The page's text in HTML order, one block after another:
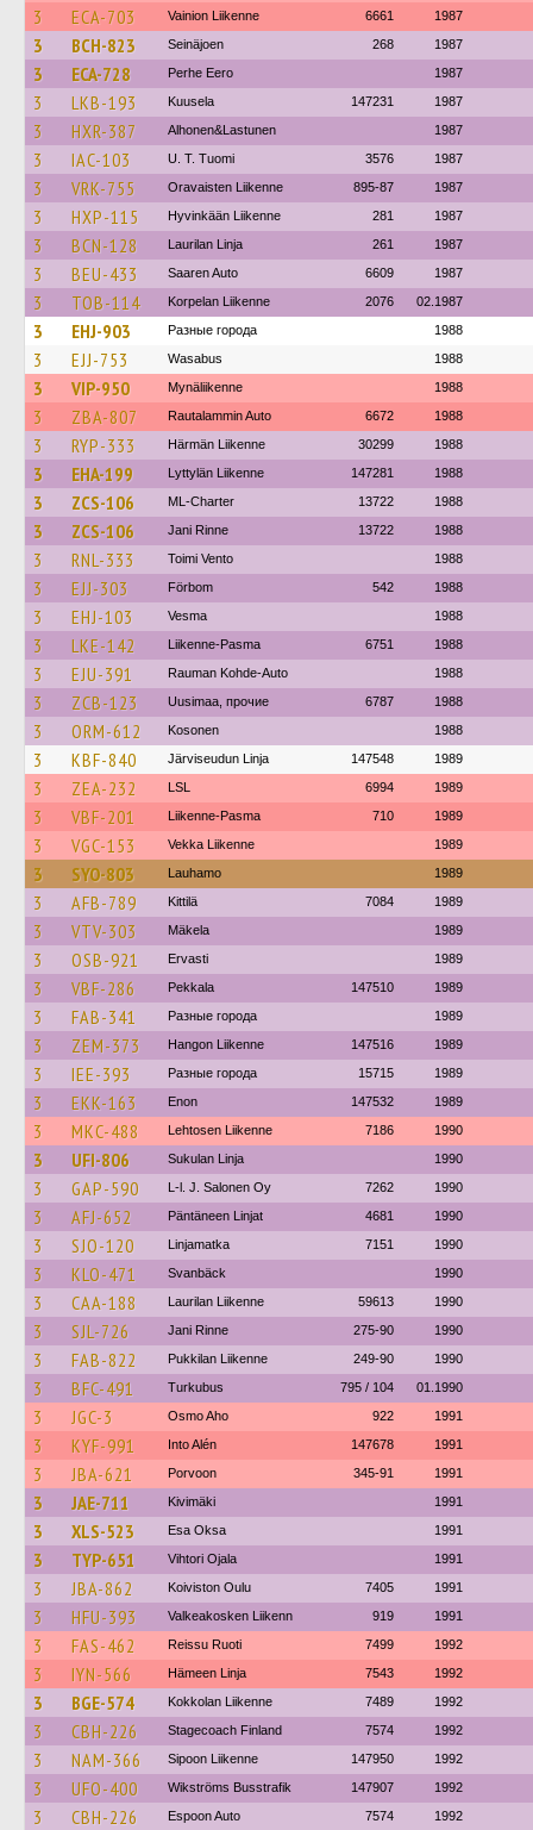
3 ECA-703 Vainion Liikenne 6661 1987
3 BCH-823 Seinäjoen 268 1987
3 ECA-728 Perhe Eero 1987
3 LKB-193 Kuusela 147231 1987
3 HXR-387 Alhonen&Lastunen 1987
3 IAC-103 U. T. Tuomi 3576 1987
3 VRK-755 Oravaisten Liikenne 895-87 1987
3 HXP-115 Hyvinkään Liikenne 281 1987
3 BCN-128 Laurilan Linja 261 1987
3 BEU-433 Saaren Auto 6609 1987
3 TOB-114 Korpelan Liikenne 2076 02.1987
3 EHJ-903 Разные города 1988
3 EJJ-753 Wasabus 1988
3 VIP-950 Mynäliikenne 1988
3 ZBA-807 Rautalammin Auto 6672 1988
3 RYP-333 Härmän Liikenne 30299 1988
3 EHA-199 Lyttylän Liikenne 147281 1988
3 ZCS-106 ML-Charter 13722 1988
3 ZCS-106 Jani Rinne 13722 1988
3 RNL-333 Toimi Vento 1988
3 EJJ-303 Förbom 542 1988
3 EHJ-103 Vesma 1988
3 LKE-142 Liikenne-Pasma 6751 1988
3 EJU-391 Rauman Kohde-Auto 1988
3 ZCB-123 Uusimaa, прочие 6787 1988
3 ORM-612 Kosonen 1988
3 KBF-840 Järviseudun Linja 147548 1989
3 ZEA-232 LSL 6994 1989
3 VBF-201 Liikenne-Pasma 710 1989
3 VGC-153 Vekka Liikenne 1989
3 SYO-803 Lauhamo 1989
3 AFB-789 Kittilä 7084 1989
3 VTV-303 Mäkela 1989
3 OSB-921 Ervasti 1989
3 VBF-286 Pekkala 147510 1989
3 FAB-341 Разные города 1989
3 ZEM-373 Hangon Liikenne 147516 1989
3 IEE-393 Разные города 15715 1989
3 EKK-163 Enon 147532 1989
3 MKC-488 Lehtosen Liikenne 7186 1990
3 UFI-806 Sukulan Linja 1990
3 GAP-590 L-l. J. Salonen Oy 7262 1990
3 AFJ-652 Päntäneen Linjat 4681 1990
3 SJO-120 Linjamatka 7151 1990
3 KLO-471 Svanbäck 1990
3 CAA-188 Laurilan Liikenne 59613 1990
3 SJL-726 Jani Rinne 275-90 1990
3 FAB-822 Pukkilan Liikenne 249-90 1990
3 BFC-491 Turkubus 795 / 104 01.1990
3 JGC-3 Osmo Aho 922 1991
3 KYF-991 Into Alén 147678 1991
3 JBA-621 Porvoon 345-91 1991
3 JAE-711 Kivimäki 1991
3 XLS-523 Esa Oksa 1991
3 TYP-651 Vihtori Ojala 1991
3 JBA-862 Koiviston Oulu 7405 1991
3 HFU-393 Valkeakosken Liikenn 919 1991
3 FAS-462 Reissu Ruoti 7499 1992
3 IYN-566 Hämeen Linja 7543 1992
3 BGE-574 Kokkolan Liikenne 7489 1992
3 CBH-226 Stagecoach Finland 7574 1992
3 NAM-366 Sipoon Liikenne 147950 1992
3 UFO-400 Wikströms Busstrafik 147907 1992
3 CBH-226 Espoon Auto 7574 1992